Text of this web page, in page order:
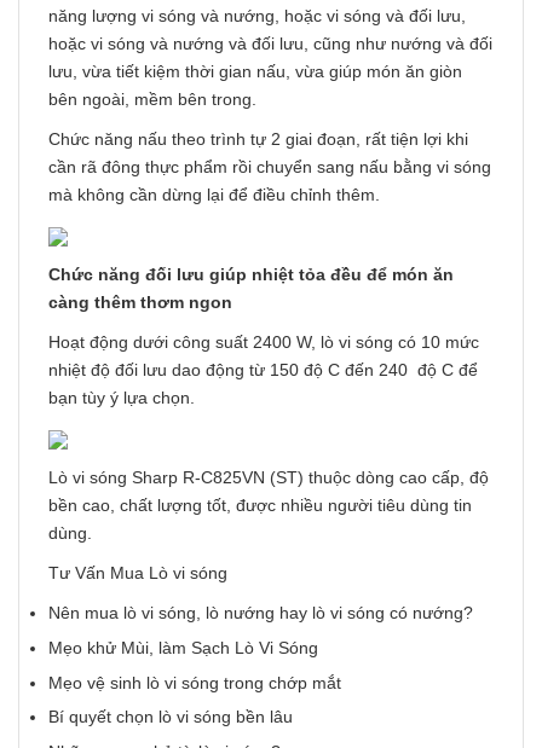
năng lượng vi sóng và nướng, hoặc vi sóng và đối lưu,
hoặc vi sóng và nướng và đối lưu, cũng như nướng và đối
lưu, vừa tiết kiệm thời gian nấu, vừa giúp món ăn giòn
bên ngoài, mềm bên trong.
Chức năng nấu theo trình tự 2 giai đoạn, rất tiện lợi khi
cần rã đông thực phẩm rồi chuyển sang nấu bằng vi sóng
mà không cần dừng lại để điều chỉnh thêm.
Chức năng đối lưu giúp nhiệt tỏa đều để món ăn
càng thêm thơm ngon
Hoạt động dưới công suất 2400 W, lò vi sóng có 10 mức
nhiệt độ đối lưu dao động từ 150 độ C đến 240 độ C để
bạn tùy ý lựa chọn.
Lò vi sóng Sharp R-C825VN (ST) thuộc dòng cao cấp, độ
bền cao, chất lượng tốt, được nhiều người tiêu dùng tin
dùng.
Tư Vấn Mua Lò vi sóng
Nên mua lò vi sóng, lò nướng hay lò vi sóng có nướng?
Mẹo khử Mùi, làm Sạch Lò Vi Sóng
Mẹo vệ sinh lò vi sóng trong chớp mắt
Bí quyết chọn lò vi sóng bền lâu